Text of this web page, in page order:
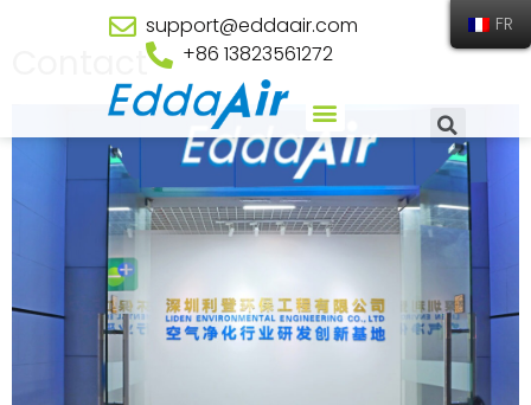
support@eddaair.com
+86 13823561272
Contact
FR